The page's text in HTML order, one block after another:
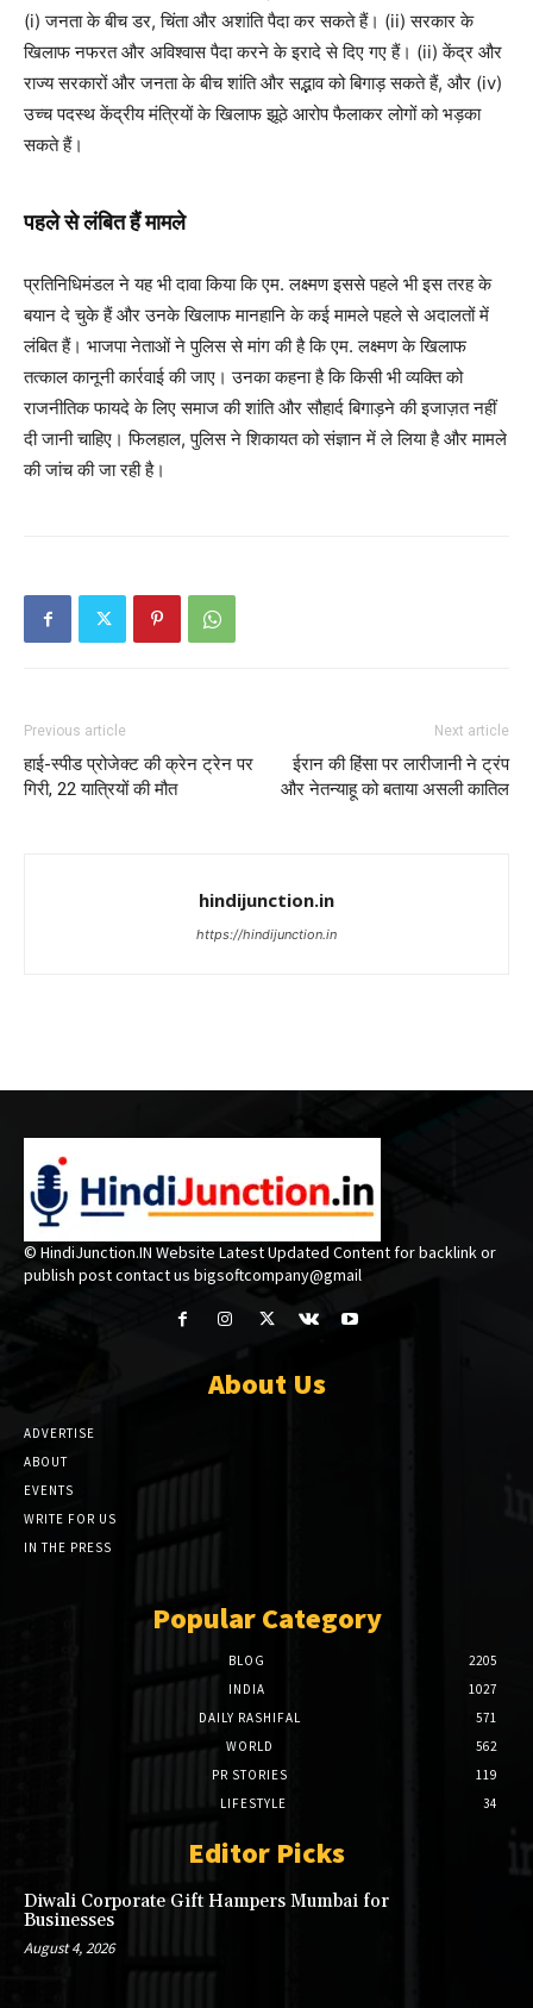
(i) जनता के बीच डर, चिंता और अशांति पैदा कर सकते हैं। (ii) सरकार के
खिलाफ नफरत और अविश्वास पैदा करने के इरादे से दिए गए हैं। (ii) केंद्र और
राज्य सरकारों और जनता के बीच शांति और सद्भाव को बिगाड़ सकते हैं, और (iv)
उच्च पदस्थ केंद्रीय मंत्रियों के खिलाफ झूठे आरोप फैलाकर लोगों को भड़का
सकते हैं।
पहले से लंबित हैं मामले
प्रतिनिधिमंडल ने यह भी दावा किया कि एम. लक्ष्मण इससे पहले भी इस तरह के
बयान दे चुके हैं और उनके खिलाफ मानहानि के कई मामले पहले से अदालतों में
लंबित हैं। भाजपा नेताओं ने पुलिस से मांग की है कि एम. लक्ष्मण के खिलाफ
तत्काल कानूनी कार्रवाई की जाए। उनका कहना है कि किसी भी व्यक्ति को
राजनीतिक फायदे के लिए समाज की शांति और सौहार्द बिगाड़ने की इजाज़त नहीं
दी जानी चाहिए। फिलहाल, पुलिस ने शिकायत को संज्ञान में ले लिया है और मामले
की जांच की जा रही है।
Previous article
हाई-स्पीड प्रोजेक्ट की क्रेन ट्रेन पर
गिरी, 22 यात्रियों की मौत
Next article
ईरान की हिंसा पर लारीजानी ने ट्रंप
और नेतन्याहू को बताया असली कातिल
hindijunction.in
https://hindijunction.in
© HindiJunction.IN Website Latest Updated Content for backlink or
publish post contact us bigsoftcompany@gmail
About Us
ADVERTISE
ABOUT
EVENTS
WRITE FOR US
IN THE PRESS
Popular Category
BLOG
2205
INDIA
1027
DAILY RASHIFAL
571
WORLD
562
PR STORIES
119
LIFESTYLE
34
Editor Picks
Diwali Corporate Gift Hampers Mumbai for
Businesses
August 4, 2026